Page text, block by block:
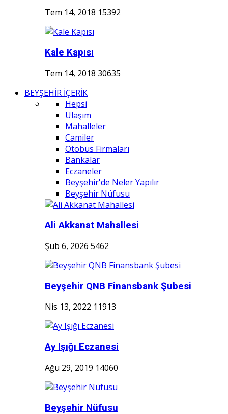
Tem 14, 2018 15392
Kale Kapısı
Tem 14, 2018 30635
BEYŞEHİR İÇERİK
Hepsi
Ulaşım
Mahalleler
Camiler
Otobüs Firmaları
Bankalar
Eczaneler
Beyşehir'de Neler Yapılır
Beyşehir Nüfusu
Ali Akkanat Mahallesi
Şub 6, 2026 5462
Beyşehir QNB Finansbank Şubesi
Nis 13, 2022 11913
Ay Işığı Eczanesi
Ağu 29, 2019 14060
Beyşehir Nüfusu